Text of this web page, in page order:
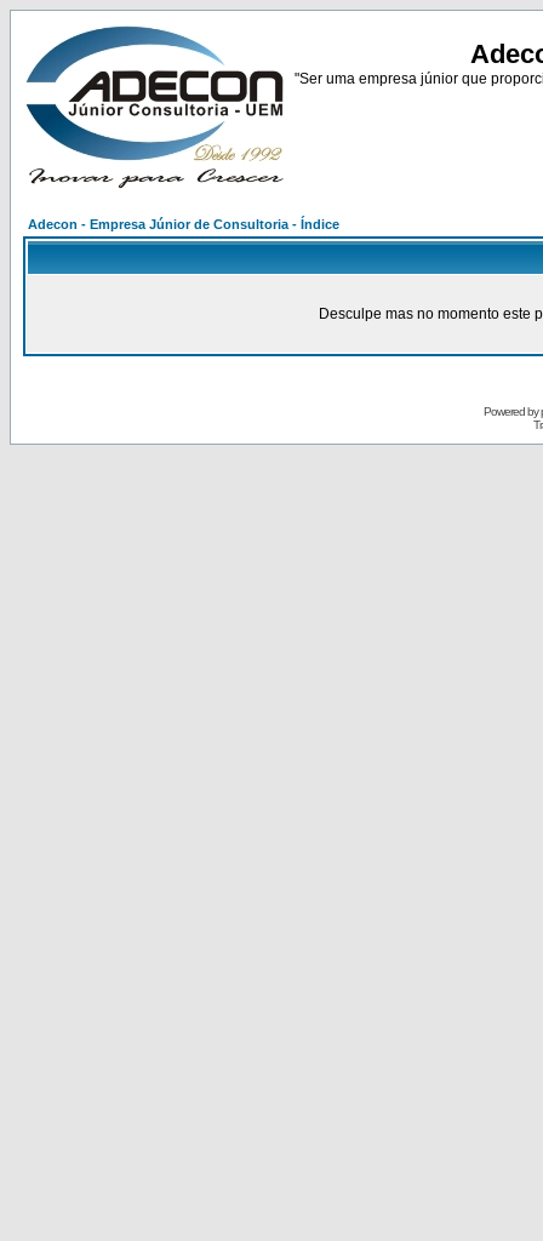
"Ser uma empresa júnior que
Adecon - Empresa Júnior de Consultoria - Índice
Desculpe mas no momento este
Powered by